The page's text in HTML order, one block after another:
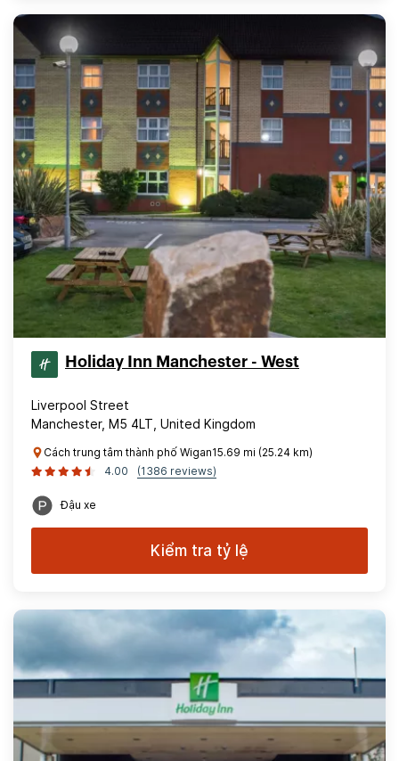
Holiday Inn Manchester - West
Liverpool Street
Manchester, M5 4LT, United Kingdom
Cách trung tâm thành phố Wigan15.69 mi (25.24 km)
4.00
(1386 reviews)
Đậu xe
Kiểm tra tỷ lệ